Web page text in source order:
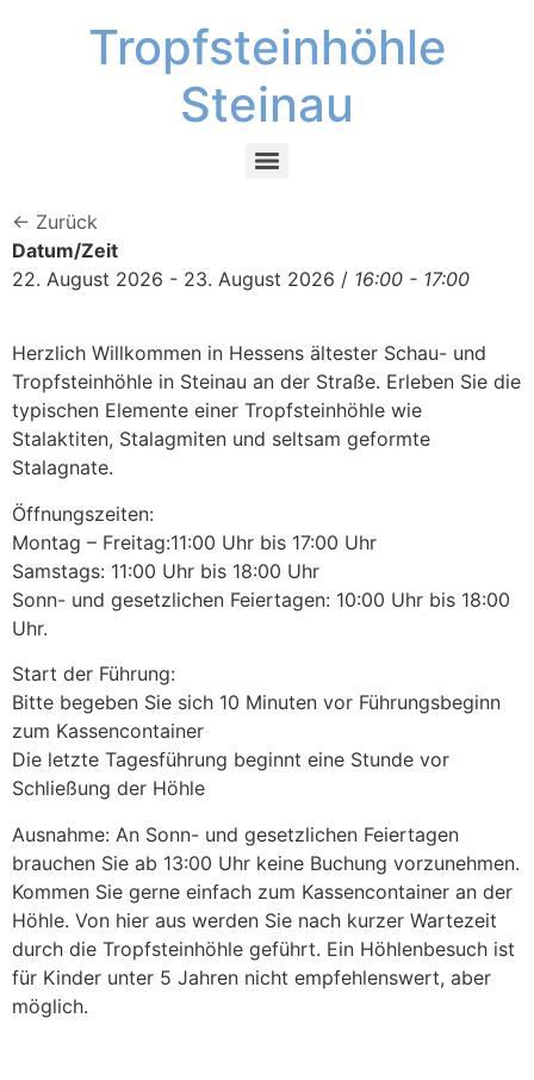
Tropfsteinhöhle
Steinau
← Zurück
Datum/Zeit
22. August 2026 - 23. August 2026 / 16:00 - 17:00
Herzlich Willkommen in Hessens ältester Schau- und
Tropfsteinhöhle in Steinau an der Straße. Erleben Sie die
typischen Elemente einer Tropfsteinhöhle wie
Stalaktiten, Stalagmiten und seltsam geformte
Stalagnate.
Öffnungszeiten:
Montag – Freitag:11:00 Uhr bis 17:00 Uhr
Samstags: 11:00 Uhr bis 18:00 Uhr
Sonn- und gesetzlichen Feiertagen: 10:00 Uhr bis 18:00
Uhr.
Start der Führung:
Bitte begeben Sie sich 10 Minuten vor Führungsbeginn
zum Kassencontainer
Die letzte Tagesführung beginnt eine Stunde vor
Schließung der Höhle
Ausnahme: An Sonn- und gesetzlichen Feiertagen
brauchen Sie ab 13:00 Uhr keine Buchung vorzunehmen.
Kommen Sie gerne einfach zum Kassencontainer an der
Höhle. Von hier aus werden Sie nach kurzer Wartezeit
durch die Tropfsteinhöhle geführt. Ein Höhlenbesuch ist
für Kinder unter 5 Jahren nicht empfehlenswert, aber
möglich.